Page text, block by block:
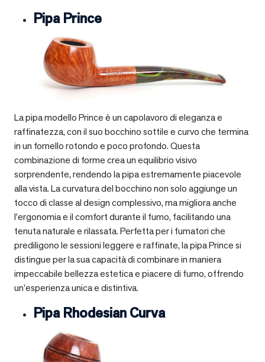
Pipa Prince
La pipa modello Prince è un capolavoro di eleganza e
raffinatezza, con il suo bocchino sottile e curvo che termina
in un fornello rotondo e poco profondo. Questa
combinazione di forme crea un equilibrio visivo
sorprendente, rendendo la pipa estremamente piacevole
alla vista. La curvatura del bocchino non solo aggiunge un
tocco di classe al design complessivo, ma migliora anche
l’ergonomia e il comfort durante il fumo, facilitando una
tenuta naturale e rilassata. Perfetta per i fumatori che
prediligono le sessioni leggere e raffinate, la pipa Prince si
distingue per la sua capacità di combinare in maniera
impeccabile bellezza estetica e piacere di fumo, offrendo
un’esperienza unica e distintiva.
Pipa Rhodesian Curva